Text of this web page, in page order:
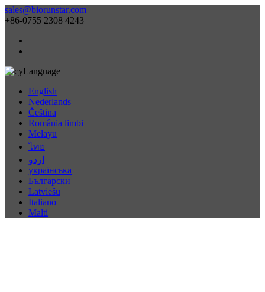
sales@biorunstar.com
+86-0755 2308 4243
Language
English
Nederlands
Čeština
România limbi
Melayu
ไทย
اردو
українська
Български
Latviešu
Italiano
Malti